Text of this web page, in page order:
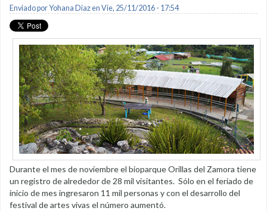
Enviado porYohana Diazen Vie, 25/11/2016 - 17:54
Durante el mes de noviembre el bioparque Orillas del Zamora tiene
un registro de alrededor de 28 mil visitantes. Sólo en el feriado de
inicio de mes ingresaron 11 mil personas y con el desarrollo del
festival de artes vivas el número aumentó.